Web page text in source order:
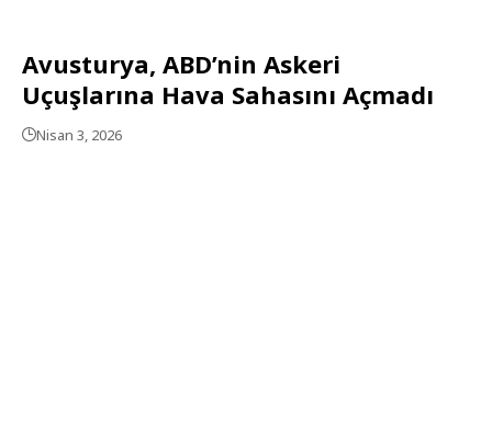
Avusturya, ABD’nin Askeri
Uçuşlarına Hava Sahasını Açmadı
Nisan 3, 2026